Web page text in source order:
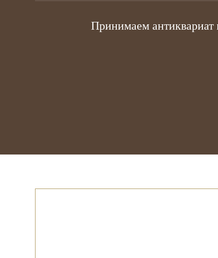
Принимаем антиквариат